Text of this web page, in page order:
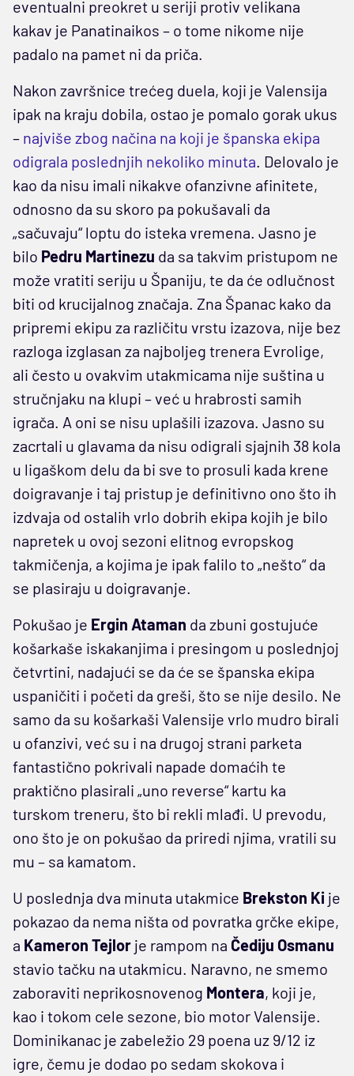
eventualni preokret u seriji protiv velikana
kakav je Panatinaikos – o tome nikome nije
padalo na pamet ni da priča.
Nakon završnice trećeg duela, koji je Valensija
ipak na kraju dobila, ostao je pomalo gorak ukus
– najviše zbog načina na koji je španska ekipa
odigrala poslednjih nekoliko minuta. Delovalo je
kao da nisu imali nikakve ofanzivne afinitete,
odnosno da su skoro pa pokušavali da
„sačuvaju“ loptu do isteka vremena. Jasno je
bilo Pedru Martinezu da sa takvim pristupom ne
može vratiti seriju u Španiju, te da će odlučnost
biti od krucijalnog značaja. Zna Španac kako da
pripremi ekipu za različitu vrstu izazova, nije bez
razloga izglasan za najboljeg trenera Evrolige,
ali često u ovakvim utakmicama nije suština u
stručnjaku na klupi – već u hrabrosti samih
igrača. A oni se nisu uplašili izazova. Jasno su
zacrtali u glavama da nisu odigrali sjajnih 38 kola
u ligaškom delu da bi sve to prosuli kada krene
doigravanje i taj pristup je definitivno ono što ih
izdvaja od ostalih vrlo dobrih ekipa kojih je bilo
napretek u ovoj sezoni elitnog evropskog
takmičenja, a kojima je ipak falilo to „nešto“ da
se plasiraju u doigravanje.
Pokušao je Ergin Ataman da zbuni gostujuće
košarkaše iskakanjima i presingom u poslednjoj
četvrtini, nadajući se da će se španska ekipa
uspaničiti i početi da greši, što se nije desilo. Ne
samo da su košarkaši Valensije vrlo mudro birali
u ofanzivi, već su i na drugoj strani parketa
fantastično pokrivali napade domaćih te
praktično plasirali „uno reverse“ kartu ka
turskom treneru, što bi rekli mlađi. U prevodu,
ono što je on pokušao da priredi njima, vratili su
mu – sa kamatom.
U poslednja dva minuta utakmice Brekston Ki je
pokazao da nema ništa od povratka grčke ekipe,
a Kameron Tejlor je rampom na Čediju Osmanu
stavio tačku na utakmicu. Naravno, ne smemo
zaboraviti neprikosnovenog Montera, koji je,
kao i tokom cele sezone, bio motor Valensije.
Dominikanac je zabeležio 29 poena uz 9/12 iz
igre, čemu je dodao po sedam skokova i